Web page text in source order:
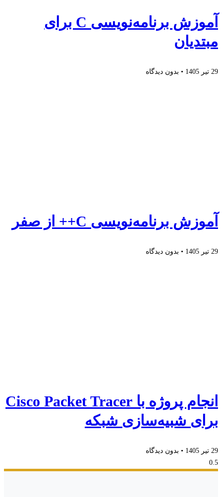
آموزش برنامه‌نویسی C برای
مبتدیان
29 تیر 1405 بدون دیدگاه
آموزش برنامه‌نویسی C++ از صفر
29 تیر 1405 بدون دیدگاه
انجام پروژه با Cisco Packet Tracer
برای شبیه‌سازی شبکه
29 تیر 1405 بدون دیدگاه